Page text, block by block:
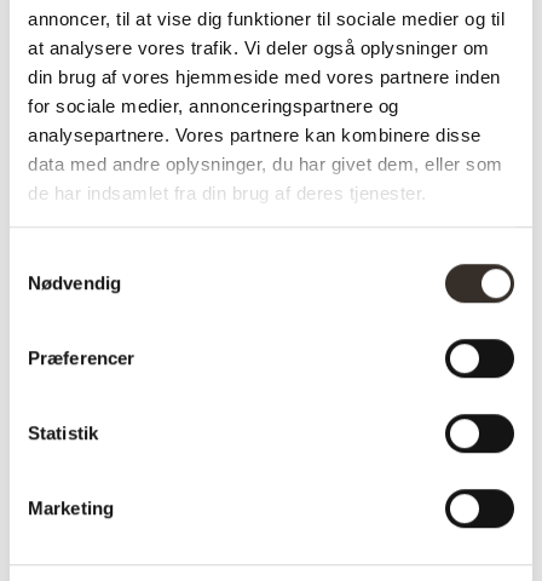
annoncer, til at vise dig funktioner til sociale medier og til
at analysere vores trafik. Vi deler også oplysninger om
din brug af vores hjemmeside med vores partnere inden
for sociale medier, annonceringspartnere og
analysepartnere. Vores partnere kan kombinere disse
data med andre oplysninger, du har givet dem, eller som
de har indsamlet fra din brug af deres tjenester.
Nødvendig
Præferencer
Statistik
Marketing
og komfortabelt miljø i din stue.
✅ Hurtig fragt
✅ Kvalitet & Design
✅ 14 dages fuld returret
✅ Levering: 13 uger (bestillingsvare)
✅ Stk pris
✅ Farve: Blå velour
Hjørnesofa,Lido
Model: Lido